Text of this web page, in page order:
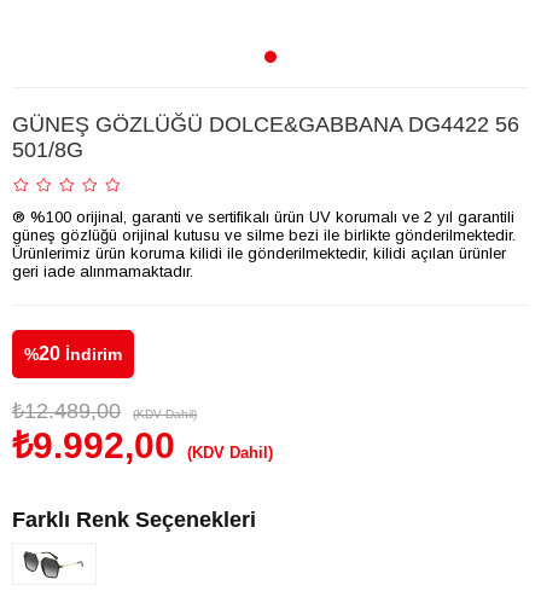
GÜNEŞ GÖZLÜĞÜ DOLCE&GABBANA DG4422 56
501/8G
® %100 orijinal, garanti ve sertifikalı ürün UV korumalı ve 2 yıl garantili
güneş gözlüğü orijinal kutusu ve silme bezi ile birlikte gönderilmektedir.
Ürünlerimiz ürün koruma kilidi ile gönderilmektedir, kilidi açılan ürünler
geri iade alınmamaktadır.
%20 İndirim
₺12.489,00 (KDV Dahil)
₺9.992,00 (KDV Dahil)
Farklı Renk Seçenekleri